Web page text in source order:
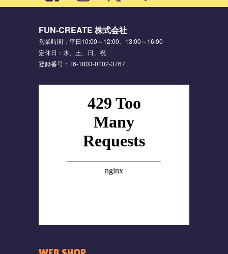
FUN-CREATE 株式会社
営業時間：平日10:00～12:00、13:00～16:00
定休日：水、土、日、祝
登録番号：T6-1803-0102-3767